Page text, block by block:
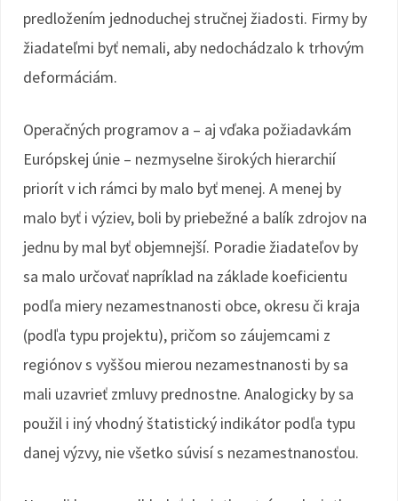
predložením jednoduchej stručnej žiadosti. Firmy by
žiadateľmi byť nemali, aby nedochádzalo k trhovým
deformáciám.
Operačných programov a – aj vďaka požiadavkám
Európskej únie – nezmyselne širokých hierarchií
priorít v ich rámci by malo byť menej. A menej by
malo byť i výziev, boli by priebežné a balík zdrojov na
jednu by mal byť objemnejší. Poradie žiadateľov by
sa malo určovať napríklad na základe koeficientu
podľa miery nezamestnanosti obce, okresu či kraja
(podľa typu projektu), pričom so záujemcami z
regiónov s vyššou mierou nezamestnanosti by sa
mali uzavrieť zmluvy prednostne. Analogicky by sa
použil i iný vhodný štatistický indikátor podľa typu
danej výzvy, nie všetko súvisí s nezamestnanosťou.